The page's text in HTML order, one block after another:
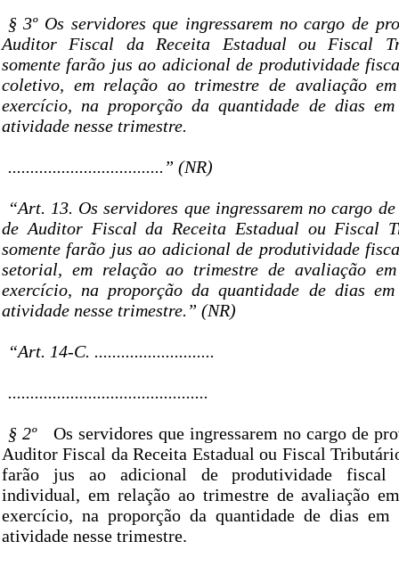
§ 3º Os servidores que ingressarem no cargo de
Auditor Fiscal da Receita Estadual ou Fiscal
somente farão jus ao adicional de produtividade
coletivo, em relação ao trimestre de avaliação
exercício, na proporção da quantidade de dias em
atividade nesse trimestre.
...................................” (NR)
“Art. 13. Os servidores que ingressarem no cargo
de Auditor Fiscal da Receita Estadual ou Fiscal
somente farão jus ao adicional de produtividade
setorial, em relação ao trimestre de avaliação
exercício, na proporção da quantidade de dias em
atividade nesse trimestre.” (NR)
“Art. 14-C. ...........................
.............................................
§ 2º
Os servidores que ingressarem no cargo de
Auditor Fiscal da Receita Estadual ou Fiscal
farão jus ao adicional de produtividade fiscal
individual, em relação ao trimestre de avaliação
exercício, na proporção da quantidade de dias em
atividade nesse trimestre.